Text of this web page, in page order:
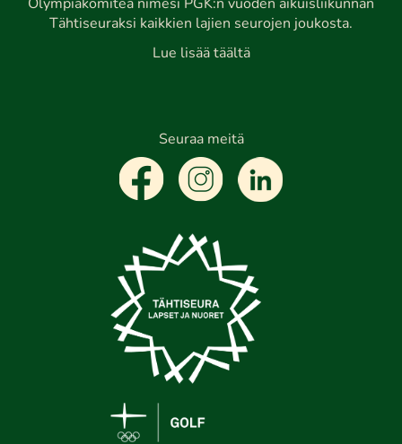
Olympiakomitea nimesi PGK:n vuoden aikuisliikunnan
Tähtiseuraksi kaikkien lajien seurojen joukosta.
Lue lisää täältä
Seuraa meitä